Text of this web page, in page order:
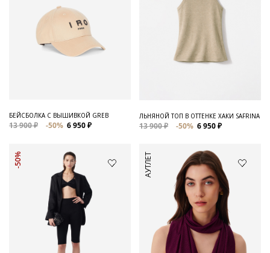
БЕЙСБОЛКА С ВЫШИВКОЙ GREB
13 900 ₽ -50% 6 950 ₽
ЛЬНЯНОЙ ТОП В ОТТЕНКЕ ХАКИ SAFRINA
13 900 ₽ -50% 6 950 ₽
-50% АУТЛЕТ